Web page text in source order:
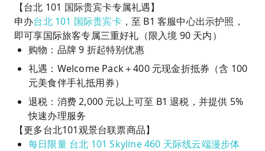
【台北 101 国际贵宾卡专属礼遇】
申办台北 101 国际贵宾卡，至 B1 客服中心出示护照，
即可享国际旅客专属三重好礼（限入境 90 天内）
购物：品牌 9 折起特别优惠
礼遇：Welcome Pack＋400 元现金折抵券（含 100
元美食伴手礼抵用券）
退税：消费 2,000 元以上可至 B1 退税，并提供 5%
快速办理服务
【更多台北101观景台联票商品】
每日限量 台北 101 Skyline 460 天际线云端漫步体